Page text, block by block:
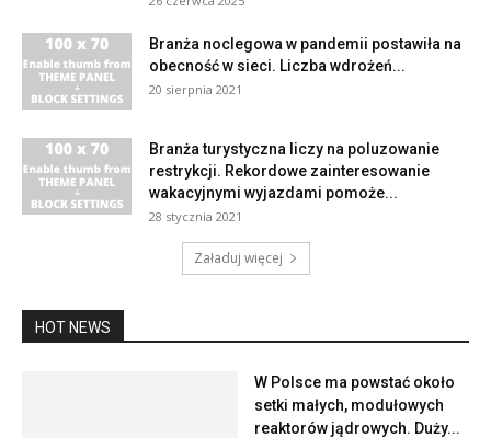
Branża noclegowa w pandemii postawiła na
obecność w sieci. Liczba wdrożeń...
20 sierpnia 2021
Branża turystyczna liczy na poluzowanie
restrykcji. Rekordowe zainteresowanie
wakacyjnymi wyjazdami pomoże...
28 stycznia 2021
Załaduj więcej
HOT NEWS
W Polsce ma powstać około
setki małych, modułowych
reaktorów jądrowych. Duży...